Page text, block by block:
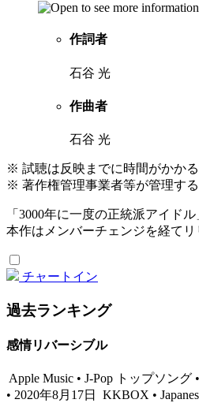
作詞者
石谷 光
作曲者
石谷 光
※ 試聴は反映までに時間がかかる
※ 著作権管理事業者等が管理する
「3000年に一度の正統派アイド
本作はメンバーチェンジを経て
チャートイン
過去ランキング
感情リバーシブル
Apple Music • J-Pop トップソング
• 2020年8月17日
KKBOX •